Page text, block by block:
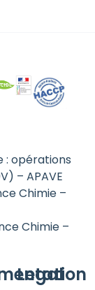
: opérations
– APAVE
Chimie –
Chimie –
Legal